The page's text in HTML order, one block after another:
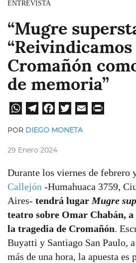
ENTREVISTA
“Mugre
“Reivindicamos
Cromañón
de memoria”
W
pp
Te
m
Fa
ok
Tw
POR DIEGO MONETA
29 Enero 2024
Durante los viernes de febrero
Callejón -Humahuaca 3759,
Aires- tendrá lugarMugre
teatro sobre Omar Chabán, a
la tragedia de Cromañón.
Buyatti y Santiago San Paulo,
más de una hora, la apuesta es